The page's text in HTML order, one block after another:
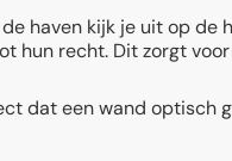
haven kijk je uit op
recht. Dit zorgt
dat een wand optisch